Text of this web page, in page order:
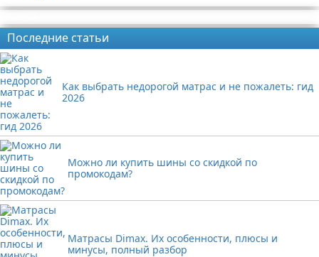
Последние статьи
Как выбрать недорогой матрас и не пожалеть: гид
2026
Можно ли купить шины со скидкой по
промокодам?
Матрасы Dimax. Их особенности, плюсы и
минусы, полный разбор